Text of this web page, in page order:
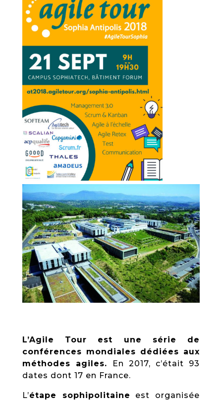
L’Agile Tour est une série de
conférences mondiales dédiées aux
méthodes agiles.
En 2017, c’était 93
dates dont 17 en France.
L’étape sophipolitaine est organisée